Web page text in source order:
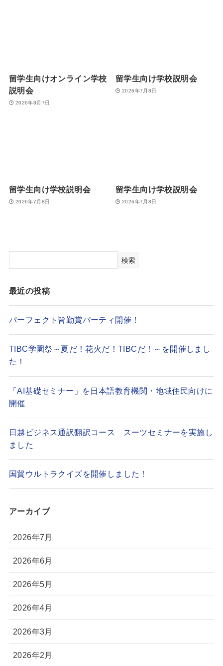
留学生向けオンライン学校
説明会
2026年8月7日
留学生向け学校説明会
2026年7月8日
留学生向け学校説明会
2026年7月8日
留学生向け学校説明会
2026年7月8日
検索
最近の投稿
パーフェクト皆勤賞パーティ開催！
TIBC学園祭～夏だ！花火だ！TIBCだ！～を開催しまし
た！
「AI基礎セミナー」を日本語教育機関・地域住民向けに
開催
日越ビジネス通訳翻訳コース スーツセミナーを実施し
ました
国貿ウルトラクイズを開催しました！
アーカイブ
2026年7月
2026年6月
2026年5月
2026年4月
2026年3月
2026年2月